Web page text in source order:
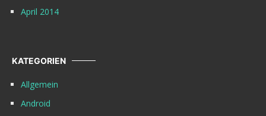
April 2014
KATEGORIEN
Allgemein
Android